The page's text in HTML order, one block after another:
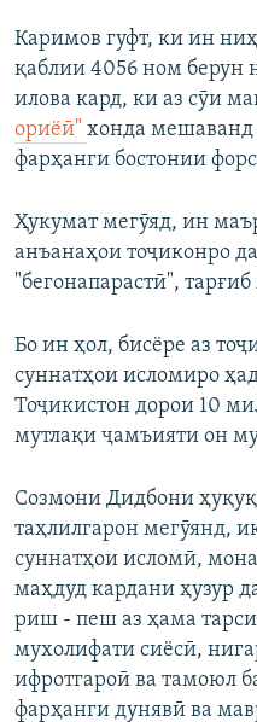
Каримов гуфт, ки ин
қаблии 4056 ном берун
илова кард, ки аз сӯи
ориёӣ" хонда мешаванд
фарҳанги бостонии
Ҳукумат мегӯяд, ин
анъанаҳои тоҷиконро
"бегонапарастӣ",
Бо ин ҳол, бисёре аз
суннатҳои исломиро
Тоҷикистон дорои 10
мутлақи ҷамъияти он
Созмони Дидбони
таҳлилгарон мегӯянд,
суннатҳои исломӣ,
маҳдуд кардани ҳузур
риш - пеш аз ҳама
мухолифати сиёсӣ,
ифротгароӣ ва тамоюл
фарҳанги дунявӣ ва